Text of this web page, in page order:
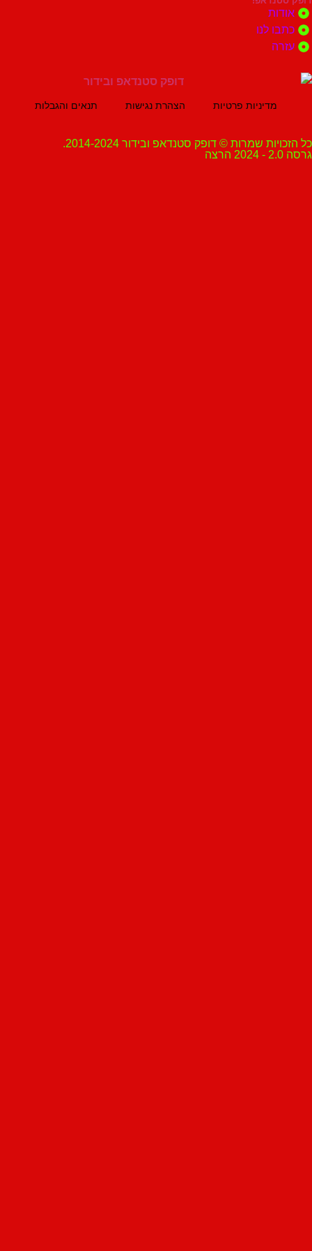
לנו
מדיניות פרטיות הצהרת נגישות תנאים והגבלות
שמרות © דופק סטנדאפ ובידור 2014-2024.